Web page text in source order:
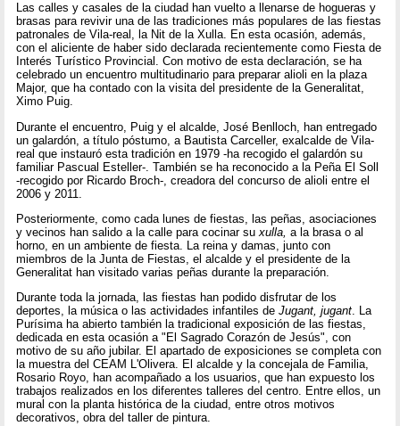
Las calles y casales de la ciudad han vuelto a llenarse de hogueras y
brasas para revivir una de las tradiciones más populares de las fiestas
patronales de Vila-real, la Nit de la Xulla. En esta ocasión, además,
con el aliciente de haber sido declarada recientemente como Fiesta de
Interés Turístico Provincial. Con motivo de esta declaración, se ha
celebrado un encuentro multitudinario para preparar alioli en la plaza
Major, que ha contado con la visita del presidente de la Generalitat,
Ximo Puig.
Durante el encuentro, Puig y el alcalde, José Benlloch, han entregado
un galardón, a título póstumo, a Bautista Carceller, exalcalde de Vila-
real que instauró esta tradición en 1979 -ha recogido el galardón su
familiar Pascual Esteller-. También se ha reconocido a la Peña El Soll
-recogido por Ricardo Broch-, creadora del concurso de alioli entre el
2006 y 2011.
Posteriormente, como cada lunes de fiestas, las peñas, asociaciones
y vecinos han salido a la calle para cocinar suxulla, a la brasa o al
horno, en un ambiente de fiesta. La reina y damas, junto con
miembros de la Junta de Fiestas, el alcalde y el presidente de la
Generalitat han visitado varias peñas durante la preparación.
Durante toda la jornada, las fiestas han podido disfrutar de los
deportes, la música o las actividades infantiles de Jugant, jugant. La
Purísima ha abierto también la tradicional exposición de las fiestas,
dedicada en esta ocasión a "El Sagrado Corazón de Jesús", con
motivo de su año jubilar. El apartado de exposiciones se completa con
la muestra del CEAM L'Olivera. El alcalde y la concejala de Familia,
Rosario Royo, han acompañado a los usuarios, que han expuesto los
trabajos realizados en los diferentes talleres del centro. Entre ellos, un
mural con la planta histórica de la ciudad, entre otros motivos
decorativos, obra del taller de pintura.